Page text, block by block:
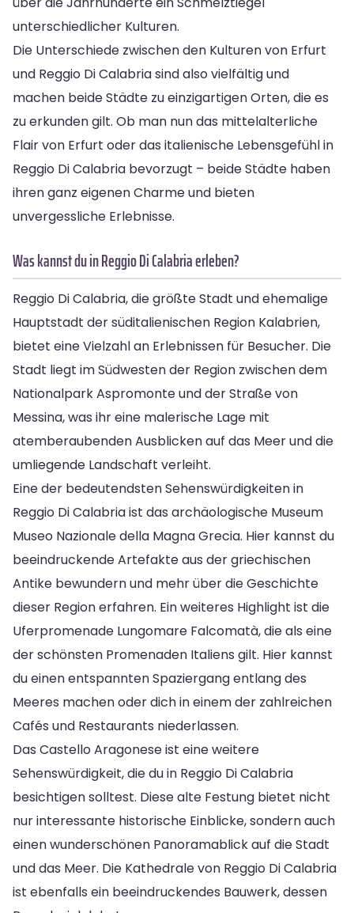
unterschiedlicher Kulturen.
Die Unterschiede zwischen den Kulturen von Erfurt
und Reggio Di Calabria sind also vielfältig und
machen beide Städte zu einzigartigen Orten, die es
zu erkunden gilt. Ob man nun das mittelalterliche
Flair von Erfurt oder das italienische Lebensgefühl in
Reggio Di Calabria bevorzugt – beide Städte haben
ihren ganz eigenen Charme und bieten
unvergessliche Erlebnisse.
Was kannst du in Reggio Di Calabria erleben?
Reggio Di Calabria, die größte Stadt und ehemalige
Hauptstadt der süditalienischen Region Kalabrien,
bietet eine Vielzahl an Erlebnissen für Besucher. Die
Stadt liegt im Südwesten der Region zwischen dem
Nationalpark Aspromonte und der Straße von
Messina, was ihr eine malerische Lage mit
atemberaubenden Ausblicken auf das Meer und die
umliegende Landschaft verleiht.
Eine der bedeutendsten Sehenswürdigkeiten in
Reggio Di Calabria ist das archäologische Museum
Museo Nazionale della Magna Grecia. Hier kannst du
beeindruckende Artefakte aus der griechischen
Antike bewundern und mehr über die Geschichte
dieser Region erfahren. Ein weiteres Highlight ist die
Uferpromenade Lungomare Falcomatà, die als eine
der schönsten Promenaden Italiens gilt. Hier kannst
du einen entspannten Spaziergang entlang des
Meeres machen oder dich in einem der zahlreichen
Cafés und Restaurants niederlassen.
Das Castello Aragonese ist eine weitere
Sehenswürdigkeit, die du in Reggio Di Calabria
besichtigen solltest. Diese alte Festung bietet nicht
nur interessante historische Einblicke, sondern auch
einen wunderschönen Panoramablick auf die Stadt
und das Meer. Die Kathedrale von Reggio Di Calabria
ist ebenfalls ein beeindruckendes Bauwerk, dessen